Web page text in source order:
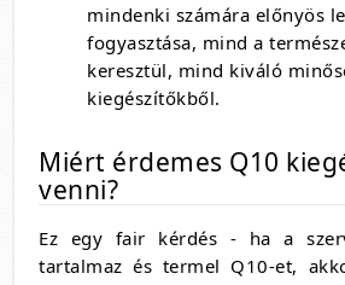
mindenki számára előnyös
fogyasztása, mind a
keresztül, mind kiváló
kiegészítőkből.
Miért érdemes Q10
venni?
Ez egy fair kérdés - ha a
tartalmaz és termel Q10-et,